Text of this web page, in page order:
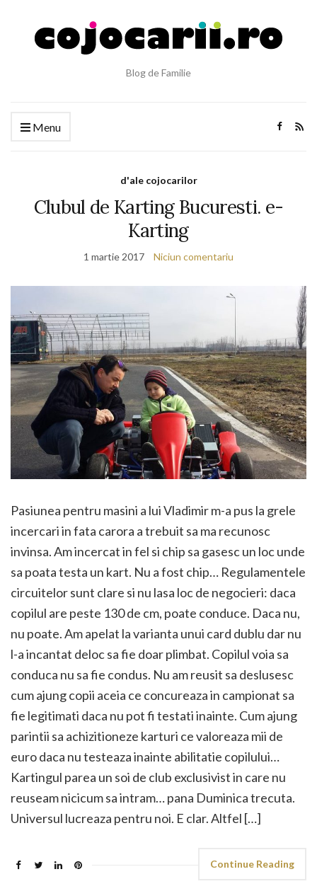
Blog de Familie
Menu
d'ale cojocarilor
Clubul de Karting Bucuresti. e-
Karting
1 martie 2017 Niciun comentariu
Pasiunea pentru masini a lui Vladimir m-a pus la grele
incercari in fata carora a trebuit sa ma recunosc
invinsa. Am incercat in fel si chip sa gasesc un loc unde
sa poata testa un kart. Nu a fost chip… Regulamentele
circuitelor sunt clare si nu lasa loc de negocieri: daca
copilul are peste 130 de cm, poate conduce. Daca nu,
nu poate. Am apelat la varianta unui card dublu dar nu
l-a incantat deloc sa fie doar plimbat. Copilul voia sa
conduca nu sa fie condus. Nu am reusit sa deslusesc
cum ajung copii aceia ce concureaza in campionat sa
fie legitimati daca nu pot fi testati inainte. Cum ajung
parintii sa achizitioneze karturi ce valoreaza mii de
euro daca nu testeaza inainte abilitatie copilului…
Kartingul parea un soi de club exclusivist in care nu
reuseam nicicum sa intram… pana Duminica trecuta.
Universul lucreaza pentru noi. E clar. Altfel […]
Continue Reading